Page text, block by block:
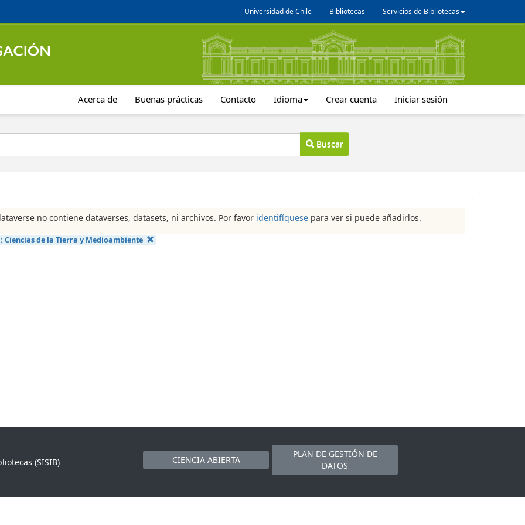
Universidad de Chile Bibliotecas Servicios de Bibliotecas
Acerca de Buenas prácticas Contacto Idioma Crear cuenta Iniciar sesión
Buscar
no contiene dataverses, datasets, ni archivos. Por favor identifíquese para ver si puede añadirlos.
Ciencias de la Tierra y Medioambiente
(SISIB)
CIENCIA ABIERTA
PLAN DE GESTIÓN DE
DATOS